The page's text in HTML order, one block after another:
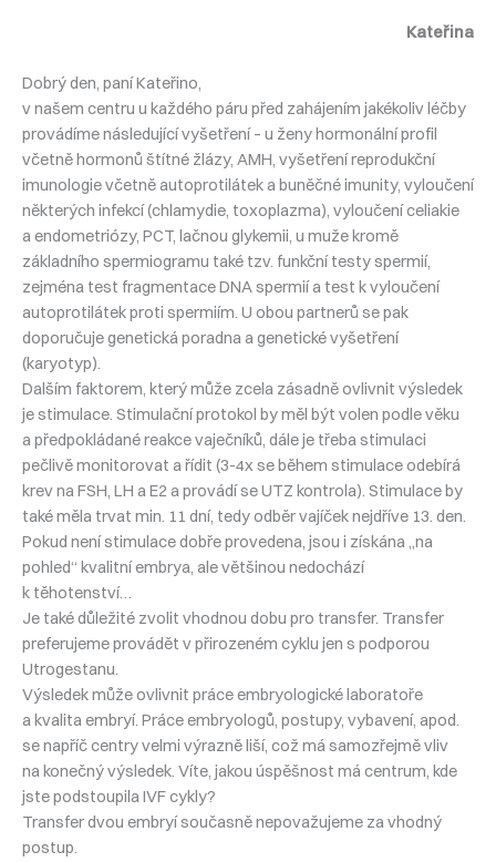
Kateřina
Dobrý den, paní Kateřino,
v našem centru u každého páru před zahájením jakékoliv léčby
provádíme následující vyšetření – u ženy hormonální profil
včetně hormonů štítné žlázy, AMH, vyšetření reprodukční
imunologie včetně autoprotilátek a buněčné imunity, vyloučení
některých infekcí (chlamydie, toxoplazma), vyloučení celiakie
a endometriózy, PCT, lačnou glykemii, u muže kromě
základního spermiogramu také tzv. funkční testy spermií,
zejména test fragmentace DNA spermií a test k vyloučení
autoprotilátek proti spermiím. U obou partnerů se pak
doporučuje genetická poradna a genetické vyšetření
(karyotyp).
Dalším faktorem, který může zcela zásadně ovlivnit výsledek
je stimulace. Stimulační protokol by měl být volen podle věku
a předpokládané reakce vaječníků, dále je třeba stimulaci
pečlivě monitorovat a řídit (3-4x se během stimulace odebírá
krev na FSH, LH a E2 a provádí se UTZ kontrola). Stimulace by
také měla trvat min. 11 dní, tedy odběr vajíček nejdříve 13. den.
Pokud není stimulace dobře provedena, jsou i získána „na
pohled“ kvalitní embrya, ale většinou nedochází
k těhotenství…
Je také důležité zvolit vhodnou dobu pro transfer. Transfer
preferujeme provádět v přirozeném cyklu jen s podporou
Utrogestanu.
Výsledek může ovlivnit práce embryologické laboratoře
a kvalita embryí. Práce embryologů, postupy, vybavení, apod.
se napříč centry velmi výrazně liší, což má samozřejmě vliv
na konečný výsledek. Víte, jakou úspěšnost má centrum, kde
jste podstoupila IVF cykly?
Transfer dvou embryí současně nepovažujeme za vhodný
postup.